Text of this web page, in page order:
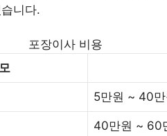
니다.
포장이사 비용
5만원 ~ 40만
40만원 ~ 60